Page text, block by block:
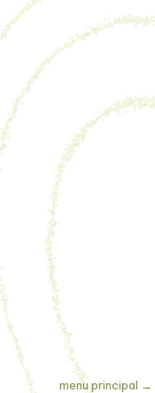
menu principal →